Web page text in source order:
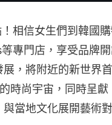
相信女生們到韓國
專門店，享受品牌開
，將附近的新世界
時尚宇宙，同時呈
當地文化展開藝術對